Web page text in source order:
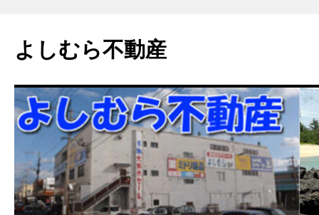
よしむら不動産